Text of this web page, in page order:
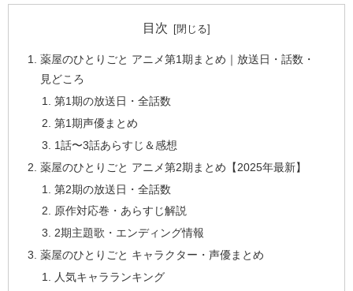
目次
薬屋のひとりごと アニメ第1期まとめ｜放送日・話数・
見どころ
第1期の放送日・全話数
第1期声優まとめ
1話〜3話あらすじ＆感想
薬屋のひとりごと アニメ第2期まとめ【2025年最新】
第2期の放送日・全話数
原作対応巻・あらすじ解説
2期主題歌・エンディング情報
薬屋のひとりごと キャラクター・声優まとめ
人気キャラランキング